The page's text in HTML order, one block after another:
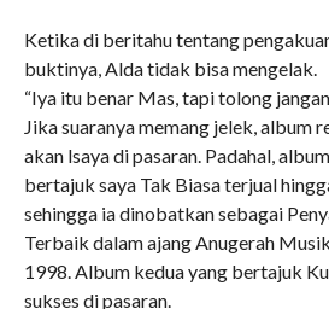
Ketika di beritahu tentang
buktinya, Alda tidak bisa mengelak.
“Iya itu benar Mas, tapi tolong
Jika suaranya memang jelek, album
akan lsaya di pasaran. Padahal,
bertajuk saya Tak Biasa terjual
sehingga ia dinobatkan sebagai
Terbaik dalam ajang Anugerah
1998. Album kedua yang bertajuk
sukses di pasaran.